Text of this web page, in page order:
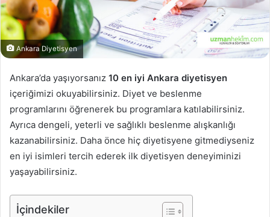
Ankara Diyetisyen
Ankara’da yaşıyorsanız 10 en iyi Ankara diyetisyen
içeriğimizi okuyabilirsiniz. Diyet ve beslenme
programlarını öğrenerek bu programlara katılabilirsiniz.
Ayrıca dengeli, yeterli ve sağlıklı beslenme alışkanlığı
kazanabilirsiniz. Daha önce hiç diyetisyene gitmediyseniz
en iyi isimleri tercih ederek ilk diyetisyen deneyiminizi
yaşayabilirsiniz.
İçindekiler